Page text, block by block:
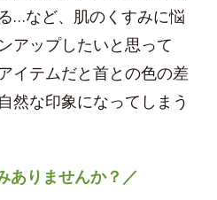
…など、肌のくすみに悩
アップしたいと思って
イテムだと首との色の差
然な印象になってしまう
ありませんか？／